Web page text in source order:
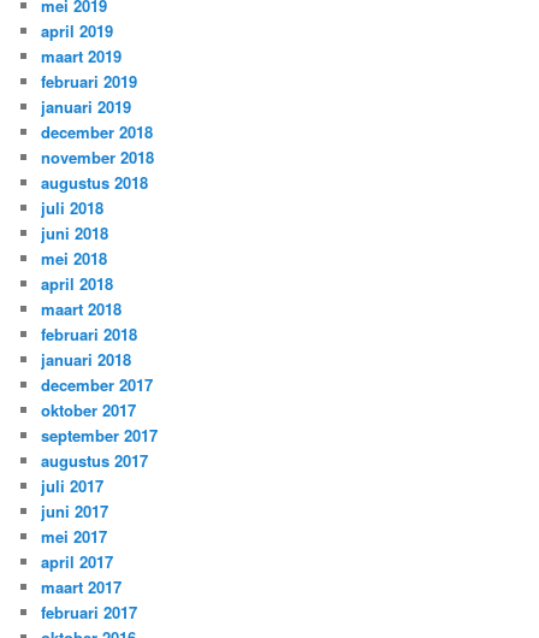
mei 2019
april 2019
maart 2019
februari 2019
januari 2019
december 2018
november 2018
augustus 2018
juli 2018
juni 2018
mei 2018
april 2018
maart 2018
februari 2018
januari 2018
december 2017
oktober 2017
september 2017
augustus 2017
juli 2017
juni 2017
mei 2017
april 2017
maart 2017
februari 2017